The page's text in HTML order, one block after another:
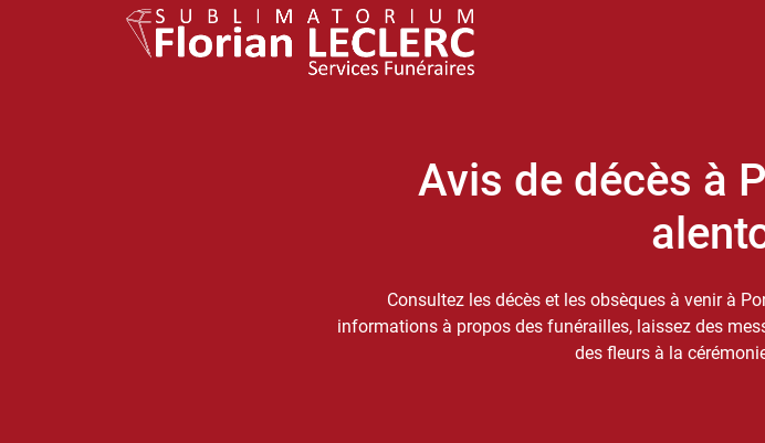
Avis de décès à
Consultez les décès et les obsèques à venir à
informations à propos des funérailles, laissez des
des fleurs à la